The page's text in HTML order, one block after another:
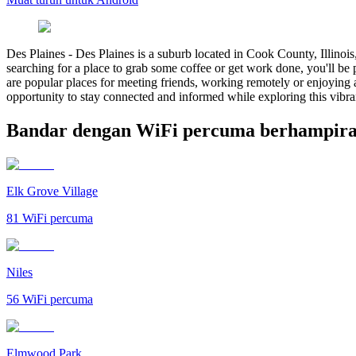
Des Plaines - Des Plaines is a suburb located in Cook County,
searching for a place to grab some coffee or get work done, you'll
are popular places for meeting friends, working remotely or
opportunity to stay connected and informed while exploring this
Bandar dengan WiFi percuma
Elk Grove Village
81 WiFi percuma
Niles
56 WiFi percuma
Elmwood Park